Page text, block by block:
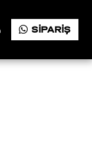
SİPARİŞ